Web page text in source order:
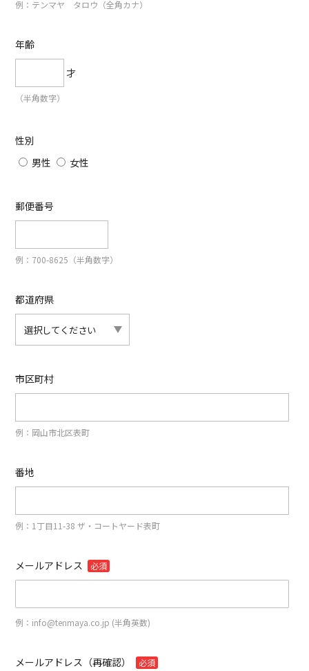
例：テンマヤ タロウ（全角カナ）
年齢
才
（半角数字）
性別
男性
女性
郵便番号
例：700-8625（半角数字）
都道府県
市区町村
例：岡山市北区表町
番地
例：1丁目11-38 ザ・コートヤード表町
メールアドレス 必須
例：info@tenmaya.co.jp (半角英数)
メールアドレス（再確認） 必須